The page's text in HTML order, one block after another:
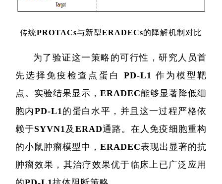
创新药
传统PROTACs与新型ERADECs的降解机制对比
为了验证这一策略的可行性，研究人员首
先选择免疫检查点蛋白 PD-L1 作为模型靶
点。实验结果显示，ERADEC能够显著降低细
胞内PD-L1的蛋白水平，并且这一过程严格依
赖于SYVN1及ERAD通路。在人免疫细胞重构
的小鼠肿瘤模型中，ERADEC表现出显著的抗
肿瘤效果，其治疗效果优于临床上已广泛应用